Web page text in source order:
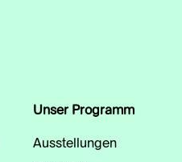
Unser Programm
Ausstellungen